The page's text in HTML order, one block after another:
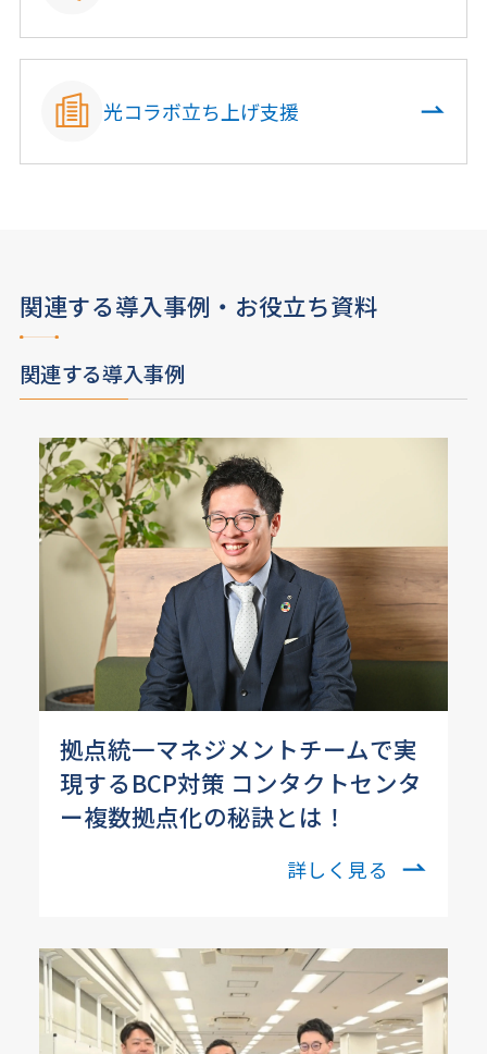
光コラボ立ち上げ支援
関連する導入事例・お役立ち資料
関連する導入事例
拠点統一マネジメントチームで実
現するBCP対策 コンタクトセンタ
ー複数拠点化の秘訣とは！
詳しく見る